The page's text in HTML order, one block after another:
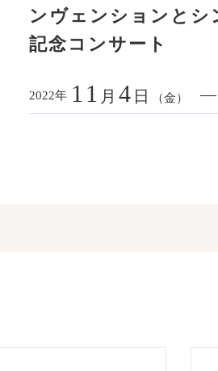
ンヴェンションとシ
記念コンサート
2022年 11 月 4 日 （金）